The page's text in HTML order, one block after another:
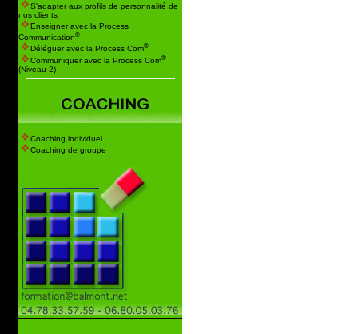
S'adapter aux profils de personnalité de
nos clients
Enseigner avec la Process
Communication®
Déléguer avec la Process Com®
Communiquer avec la Process Com®
(Niveau 2)
Coaching individuel
Coaching de groupe